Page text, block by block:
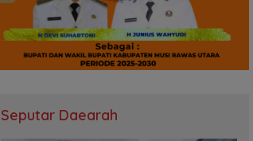
Seputar Daearah